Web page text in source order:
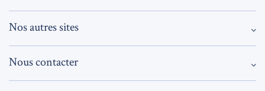
Nos autres sites
Nous contacter